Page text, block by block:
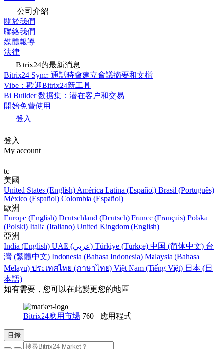
公司介紹
關於我們
聯絡我們
媒體報導
法律
Bitrix24的最新消息
Bitrix24 Sync: 通話時會建立會議摘要和文檔
Vibe：歡迎Bitrix24新工具
Bi Builder 数据集：潜在客户和交易
開始免費使用
登入
登入
My account
tc
美國
United States (English) América Latina (Español) Brasil (Português)
México (Español) Colombia (Español)
歐洲
Europe (English) Deutschland (Deutsch) France (Français) Polska
(Polski) Italia (Italiano) United Kingdom (English)
亞洲
India (English)
UAE (عربي) Türkiye (Türkçe) 中国 (简体中文) 台
灣 (繁體中文) Indonesia (Bahasa Indonesia) Malaysia (Bahasa
Melayu) ประเทศไทย (ภาษาไทย) Việt Nam (Tiếng Việt) 日本 (日
本語)
如有需要，您可以在此變更您的地區
Bitrix24應用市場 760+ 應用程式
目錄